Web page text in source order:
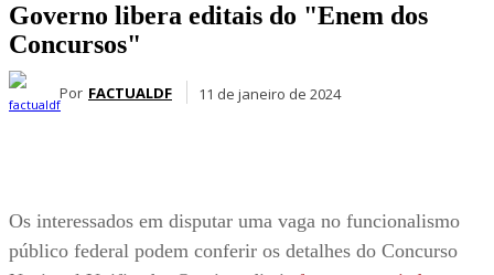
Governo libera editais do "Enem dos
Concursos"
Por FACTUALDF 11 de janeiro de 2024
Os interessados em disputar uma vaga no funcionalismo
público federal podem conferir os detalhes do Concurso